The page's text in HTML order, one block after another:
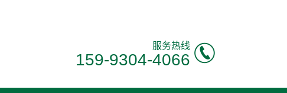
服务热线
159-9304-4066